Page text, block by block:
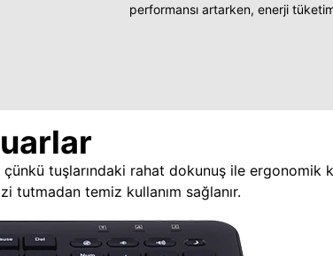
performansı artarken, enerji
tuşlarındaki rahat dokunuş ile ergonomik
tutmadan temiz kullanım sağlanır.